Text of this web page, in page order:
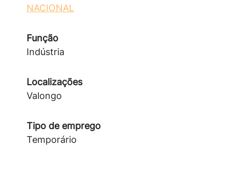
NACIONAL
Função
Indústria
Localizações
Valongo
Tipo de emprego
Temporário